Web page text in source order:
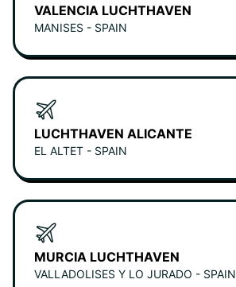
VALENCIA LUCHTHAVEN
MANISES - SPAIN
LUCHTHAVEN ALICANTE
EL ALTET - SPAIN
MURCIA LUCHTHAVEN
VALLADOLISES Y LO JURADO - SPAIN